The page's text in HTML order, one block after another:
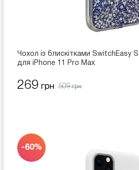
Чохол із блискітками SwitchEasy
для iPhone 11 Pro Max
269 грн 509грн
-60%